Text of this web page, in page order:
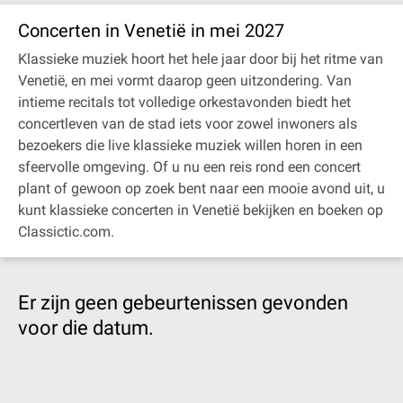
Concerten in Venetië in mei 2027
Klassieke muziek hoort het hele jaar door bij het ritme van
Venetië, en mei vormt daarop geen uitzondering. Van
intieme recitals tot volledige orkestavonden biedt het
concertleven van de stad iets voor zowel inwoners als
bezoekers die live klassieke muziek willen horen in een
sfeervolle omgeving. Of u nu een reis rond een concert
plant of gewoon op zoek bent naar een mooie avond uit, u
kunt klassieke concerten in Venetië bekijken en boeken op
Classictic.com.
Er zijn geen gebeurtenissen gevonden
voor die datum.